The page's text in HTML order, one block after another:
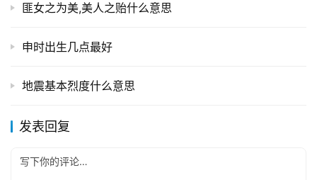
匪女之为美,美人之贻什么意思
申时出生几点最好
地震基本烈度什么意思
发表回复